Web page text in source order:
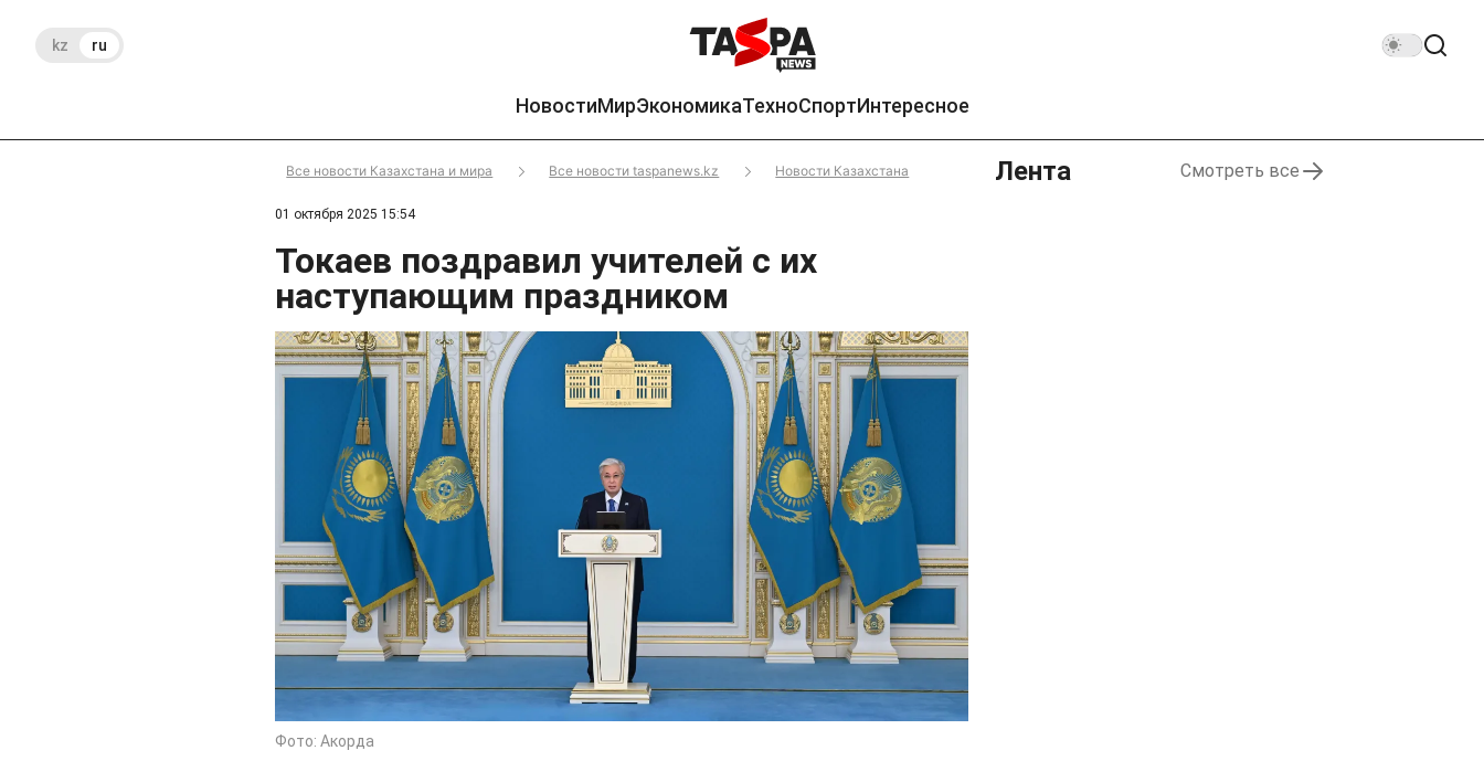
kz ru
НовостиМирЭкономикаТехноСпортИнтересное
Все новости Казахстана и мира Все новости taspanews.kz Новости Казахстана
01 октября 2025 15:54
Токаев поздравил учителей с их
наступающим праздником
Фото: Акорда
Лента Смотреть все